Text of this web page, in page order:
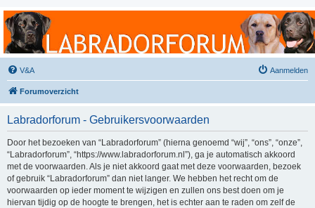
Labradorforum
Het gezelligste Labradorforum van Nederland en België!
V&A Aanmelden
Forumoverzicht
Labradorforum - Gebruikersvoorwaarden
Door het bezoeken van “Labradorforum” (hierna genoemd “wij”, “ons”, “onze”,
“Labradorforum”, “https://www.labradorforum.nl”), ga je automatisch akkoord
met de voorwaarden. Als je niet akkoord gaat met deze voorwaarden, bezoek
of gebruik “Labradorforum” dan niet langer. We hebben het recht om de
voorwaarden op ieder moment te wijzigen en zullen ons best doen om je
hiervan tijdig op de hoogte te brengen, het is echter aan te raden om zelf de